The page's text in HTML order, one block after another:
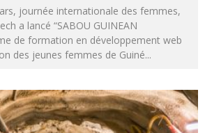
journée internationale des femmes,
a lancé “SABOU GUINEAN
de formation en développement web
des jeunes femmes de Guiné...